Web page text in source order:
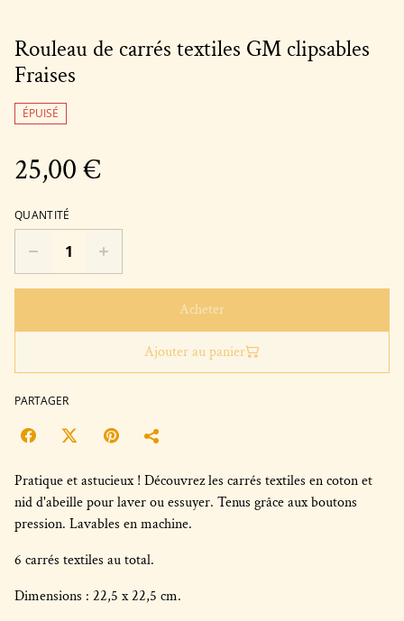
Rouleau de carrés textiles GM clipsables
Fraises
ÉPUISÉ
25,00 €
QUANTITÉ
Acheter
Ajouter au panier
PARTAGER
Pratique et astucieux ! Découvrez les carrés textiles en coton et
nid d'abeille pour laver ou essuyer. Tenus grâce aux boutons
pression. Lavables en machine.
6 carrés textiles au total.
Dimensions : 22,5 x 22,5 cm.